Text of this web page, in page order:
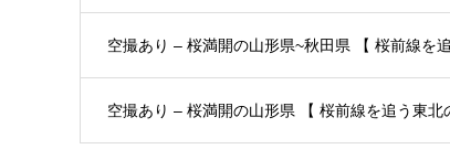
空撮あり – 桜満開の山形県~秋田県 【 桜前線を
空撮あり – 桜満開の山形県 【 桜前線を追う東北